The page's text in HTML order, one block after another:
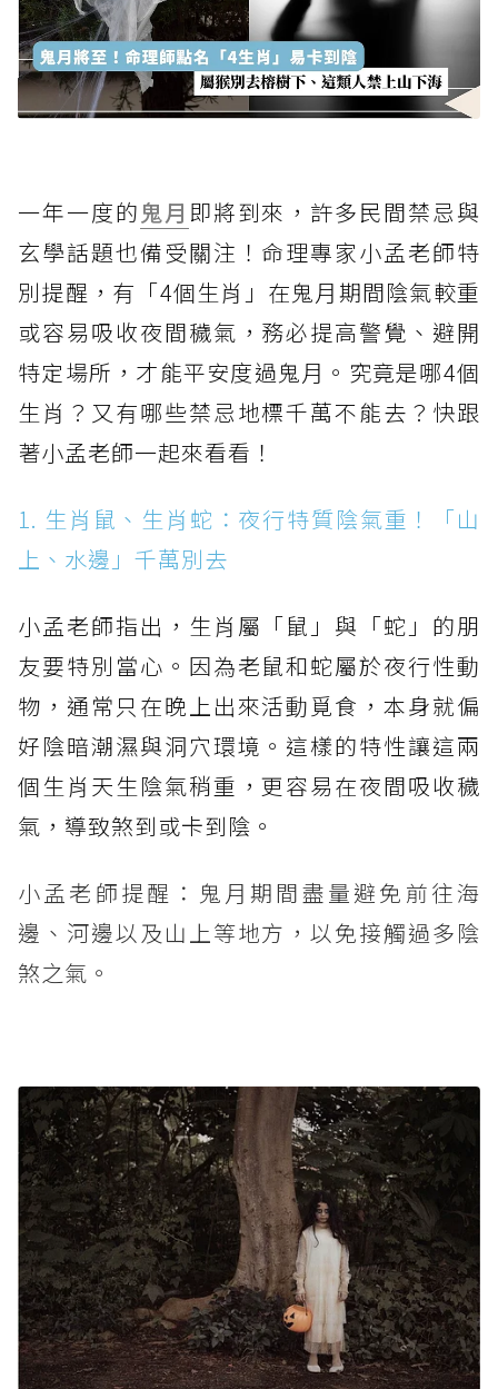
一年一度的鬼月 即將到來，許多民間禁忌與
玄學話題也備受關注！命理專家小孟老師特
別提醒，有「4個生肖」在鬼月期間陰氣較重
或容易吸收夜間穢氣，務必提高警覺、避開
特定場所，才能平安度過鬼月。究竟是哪4個
生肖？又有哪些禁忌地標千萬不能去？快跟
著小孟老師一起來看看！
1. 生肖鼠、生肖蛇：夜行特質陰氣重！「山
上、水邊」千萬別去
小孟老師指出，生肖屬「鼠」與「蛇」的朋
友要特別當心。因為老鼠和蛇屬於夜行性動
物，通常只在晚上出來活動覓食，本身就偏
好陰暗潮濕與洞穴環境。這樣的特性讓這兩
個生肖天生陰氣稍重，更容易在夜間吸收穢
氣，導致煞到或卡到陰。
小孟老師提醒：鬼月期間盡量避免前往海
邊、河邊以及山上等地方，以免接觸過多陰
煞之氣。